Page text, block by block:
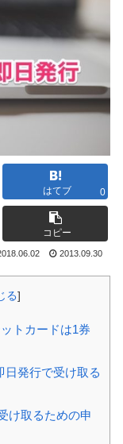
はてブ 0
コピー
2013.09.30
る]
トカードは1券
日発行で受け取る
け取るための申